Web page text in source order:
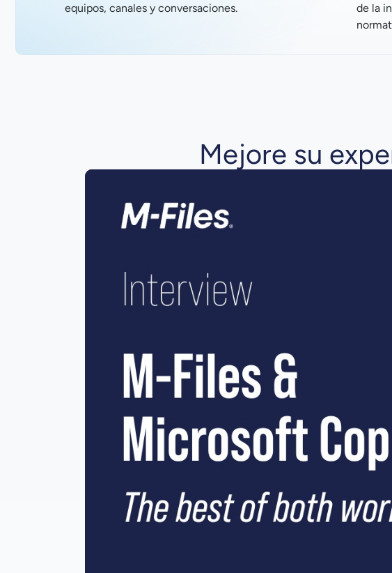
equipos, canales y conversaciones.
de la
Mejore su